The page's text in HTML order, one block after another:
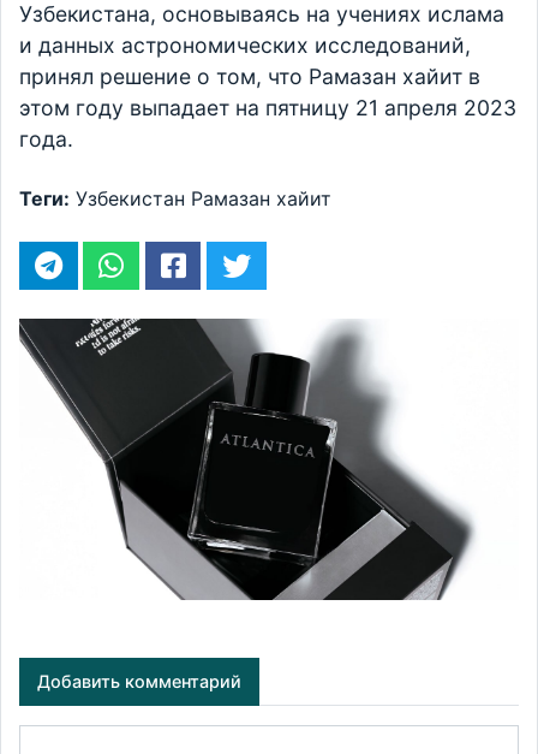
Узбекистана, основываясь на учениях ислама
и данных астрономических исследований,
принял решение о том, что Рамазан хайит в
этом году выпадает на пятницу 21 апреля 2023
года.
Теги: Узбекистан Рамазан хайит
Добавить комментарий